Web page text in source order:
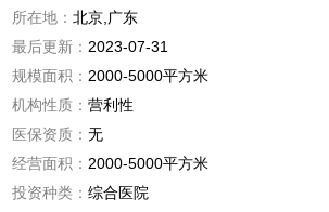
所在地：北京,广东
最后更新： 2023-07-31
规模面积： 2000-5000平方米
机构性质：营利性
医保资质：无
经营面积： 2000-5000平方米
投资种类：综合医院